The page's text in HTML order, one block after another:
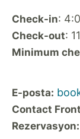
Check-in:
Check-out:
Minimum
E-posta:
Contact
Rezervasyon: